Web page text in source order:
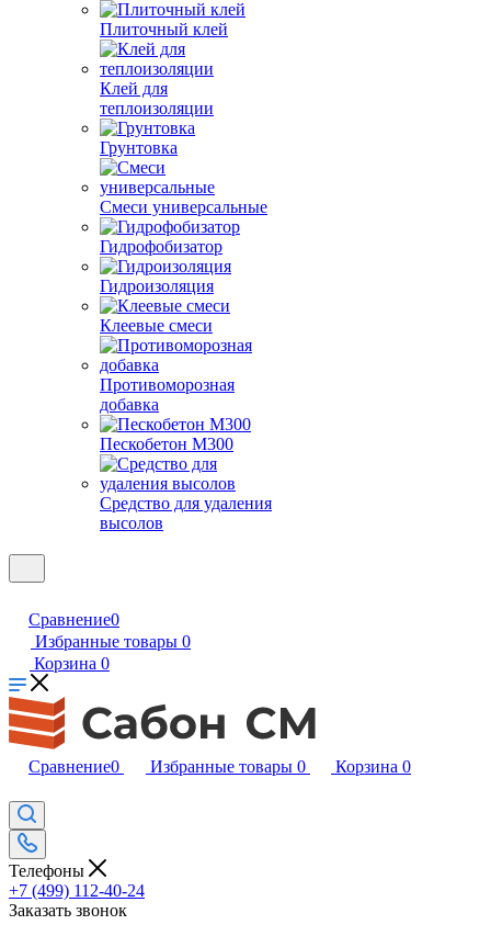
Плиточный клей
Клей для
теплоизоляции
Грунтовка
Смеси универсальные
Гидрофобизатор
Гидроизоляция
Клеевые смеси
Противоморозная
добавка
Пескобетон М300
Средство для удаления
высолов
Сравнение0
Избранные товары 0
Корзина 0
Сравнение0 Избранные товары 0 Корзина 0
Телефоны
+7 (499) 112-40-24
Заказать звонок